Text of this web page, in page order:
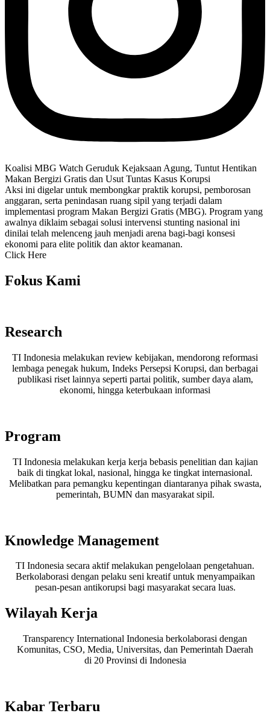
Koalisi MBG Watch Geruduk Kejaksaan Agung, Tuntut Hentikan
Makan Bergizi Gratis dan Usut Tuntas Kasus Korupsi
Aksi ini digelar untuk membongkar praktik korupsi, pemborosan
anggaran, serta penindasan ruang sipil yang terjadi dalam
implementasi program Makan Bergizi Gratis (MBG). Program yang
awalnya diklaim sebagai solusi intervensi stunting nasional ini
dinilai telah melenceng jauh menjadi arena bagi-bagi konsesi
ekonomi para elite politik dan aktor keamanan.
Click Here
Fokus Kami
Research
TI Indonesia melakukan review kebijakan, mendorong reformasi
lembaga penegak hukum, Indeks Persepsi Korupsi, dan berbagai
publikasi riset lainnya seperti partai politik, sumber daya alam,
ekonomi, hingga keterbukaan informasi
Program
TI Indonesia melakukan kerja kerja bebasis penelitian dan kajian
baik di tingkat lokal, nasional, hingga ke tingkat internasional.
Melibatkan para pemangku kepentingan diantaranya pihak swasta,
pemerintah, BUMN dan masyarakat sipil.
Knowledge Management
TI Indonesia secara aktif melakukan pengelolaan pengetahuan.
Berkolaborasi dengan pelaku seni kreatif untuk menyampaikan
pesan-pesan antikorupsi bagi masyarakat secara luas.
Wilayah Kerja
Transparency International Indonesia berkolaborasi dengan
Komunitas, CSO, Media, Universitas, dan Pemerintah Daerah
di 20 Provinsi di Indonesia
Kabar Terbaru